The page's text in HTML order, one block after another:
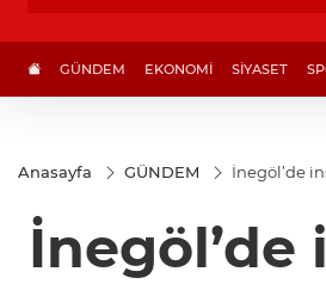
GÜNDEM EKONOMİ SİYASET
Anasayfa GÜNDEM İnegöl’de